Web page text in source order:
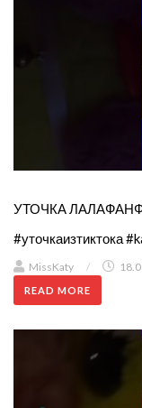
УТОЧКА
#уточкаизтиктока
MissKaty /
READ MORE